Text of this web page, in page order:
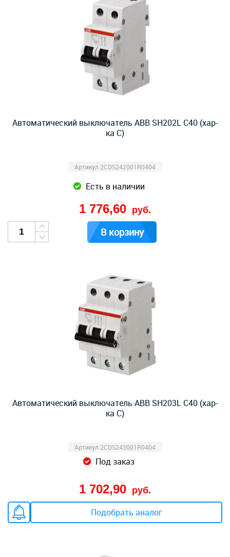
Автоматический выключатель ABB SH202L C40 (хар-
ка C)
Артикул 2CDS242001R0404
Есть в наличии
1 776,60 руб.
В корзину
Автоматический выключатель ABB SH203L C40 (хар-
ка C)
Артикул 2CDS243001R0404
Под заказ
1 702,90 руб.
Подобрать аналог